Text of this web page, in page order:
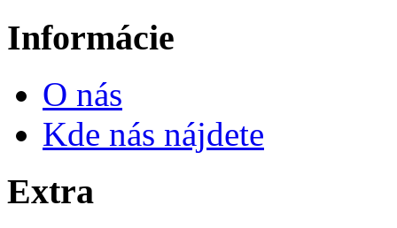
Informácie
O nás
Kde nás nájdete
Extra